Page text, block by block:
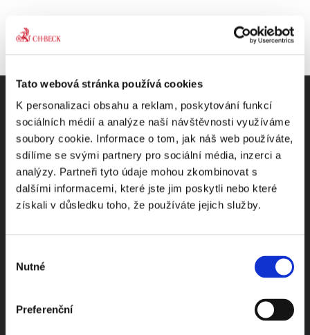
Tato webová stránka používá cookies
K personalizaci obsahu a reklam, poskytování funkcí
sociálních médií a analýze naší návštěvnosti využíváme
soubory cookie. Informace o tom, jak náš web používáte,
sdílíme se svými partnery pro sociální média, inzerci a
analýzy. Partneři tyto údaje mohou zkombinovat s
dalšími informacemi, které jste jim poskytli nebo které
získali v důsledku toho, že používáte jejich služby.
souhlasu
Nutné
Preferenční
Odebírejte Beck-online
NEWS